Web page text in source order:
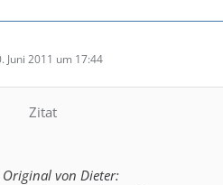
Juni 2011 um 17:44
Zitat
Original von Dieter: